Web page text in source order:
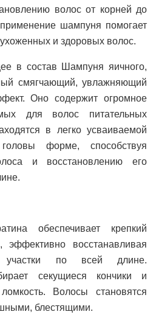
волос от корней до
шампуня помогает
и здоровых волос.
в состав Шампуня яичного,
смягчающий, увлажняющий
Оно содержит огромное
для волос питательных
в легко усваиваемой
форме, способствуя
и восстановлению его
обеспечивает крепкий
эффективно восстанавливая
участки по всей длине.
секущиеся кончики и
Волосы становятся
блестящими.